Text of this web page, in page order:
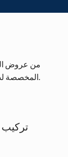
من عروض
استكشف أحدث حلول الإضاءة بتقنية LED المخصصة لدينا.